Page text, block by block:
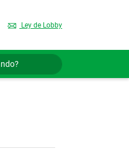
Ley de Lobby